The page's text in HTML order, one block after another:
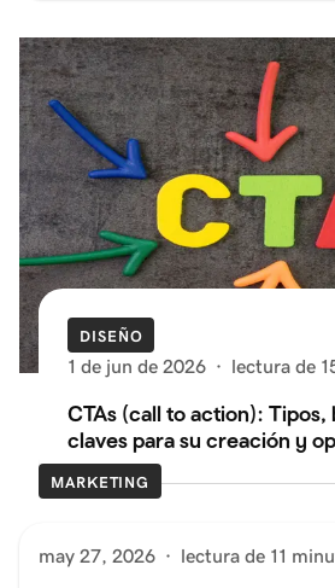
DISEÑO
1 de jun de 2026 · lectura de
CTAs (call to action): Tipos,
claves para su creación y
MARKETING
may 27, 2026 · lectura de 11